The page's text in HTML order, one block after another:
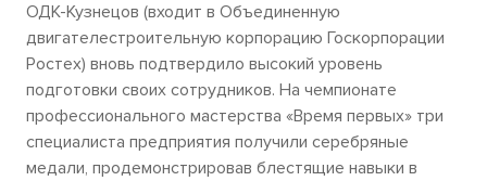
ОДК-Кузнецов (входит в Объединенную
двигателестроительную корпорацию Госкорпорации
Ростех) вновь подтвердило высокий уровень
подготовки своих сотрудников. На чемпионате
профессионального мастерства «Время первых» три
специалиста предприятия получили серебряные
медали, продемонстрировав блестящие навыки в